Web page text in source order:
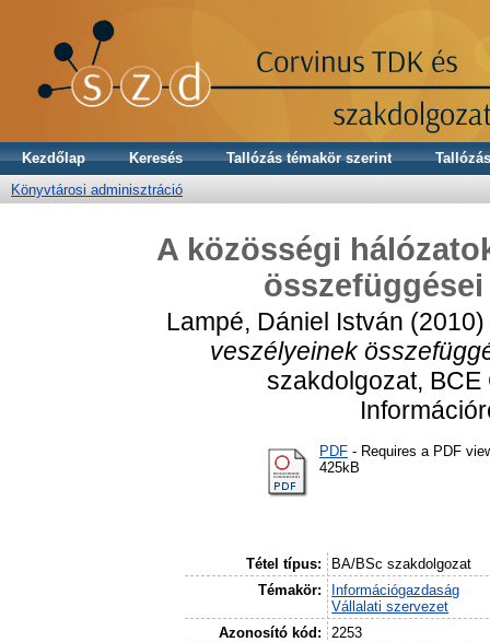
Kezdőlap Keresés Tallózás témakör szerint
Könyvtárosi adminisztráció
A közösségi
Lampé, Dániel István (2010)
veszélyeinek
szakdolgozat,
PDF - Requires a PDF
425kB
Tétel típus:
BA/BSc szakdolgozat
Témakör:
Információgazdaság
Vállalati szervezet
Azonosító kód:
2253